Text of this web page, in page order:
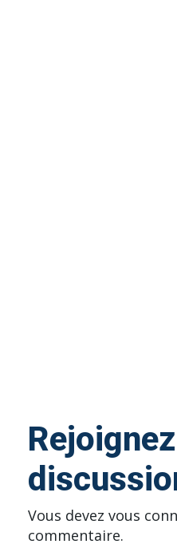
Vous devez vous
commentaire.